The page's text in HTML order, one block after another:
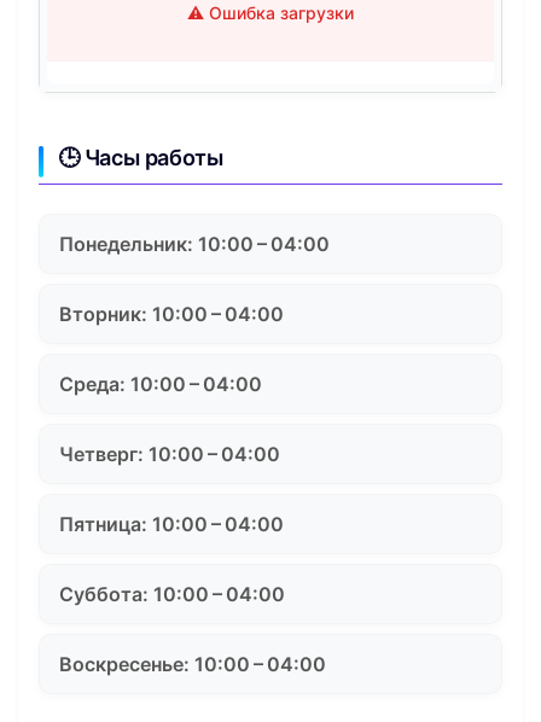
⚠️ Ошибка загрузки
🕒 Часы работы
Понедельник: 10:00 – 04:00
Вторник: 10:00 – 04:00
Среда: 10:00 – 04:00
Четверг: 10:00 – 04:00
Пятница: 10:00 – 04:00
Суббота: 10:00 – 04:00
Воскресенье: 10:00 – 04:00